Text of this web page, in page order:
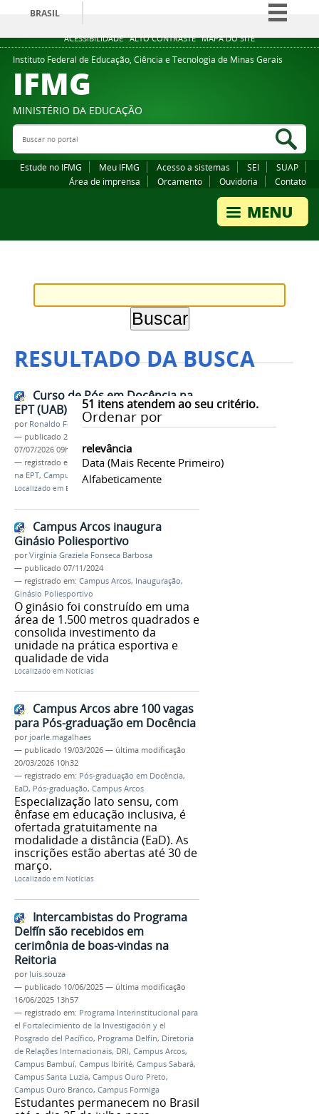
ACESSIBILIDADE ALTO CONTRASTE MAPA DO SITE
BRASIL
Simplifique!
Comunica BR
Legislação
Instituto Federal de Educação, Ciência e Tecnologia de Minas Gerais
IFMG
MINISTÉRIO DA EDUCAÇÃO
Buscar no portal
Estude no IFMG Meu IFMG Acesso a sistemas SEI
SUAP
Área de imprensa
Orcamento Ouvidoria Contato
RESULTADO DA BUSCA
51 itens atendem ao seu critério.
Ordenar por
relevância
Data (mais Recente Primeiro)
Alfabeticamente
Curso de Pós em Docência na
EPT (UAB) promove aula inaugural
por Ronaldo Fernandes Roque
— publicado 29/01/2024
07/07/2026 09h14
— registrado em:
EaD,Pós-graduação,Docência
na EPT, Campus Arcos, UAB
Localizado em Educação a distância
Campus Arcos inaugura
Ginásio Poliesportivo
porVirgínia Graziela Fonseca Barbosa
— publicado 07/11/2024
— registrado em: Campus Arcos, Inauguração,
Ginásio Poliesportivo
O ginásio foi construído em uma
área de 1.500 metros quadrados e
consolida investimento da
unidade na prática esportiva e
qualidade de vida
Localizado em Notícias
Campus Arcos abre 100 vagas
para Pós-graduação em Docência
por joarle.magalhaes
— publicado 19/03/2026 — última modificação
20/03/2026 10h32
— registrado em: Pós-graduação em Docência,
EaD, Pós-graduação, Campus Arcos
Especialização lato sensu, com
ênfase em educação inclusiva, é
ofertada gratuitamente na
modalidade a distância (EaD). As
inscrições estão abertas até 30 de
março.
Localizado em Notícias
Intercambistas do Programa
Delfín são recebidos em
cerimônia de boas-vindas na
Reitoria
por luis.souza
— publicado 10/06/2025 — última modificação
16/06/2025 13h57
— registrado em: Programa Interinstitucional para
el Fortalecimiento de la Investigación y el
Posgrado del Pacífico, Programa Delfín, Diretoria
de Relações Internacionais, DRI, Campus Arcos,
Campus Bambuí, Campus Ibirité, Campus Sabará,
Campus Santa Luzia, Campus Ouro Preto,
Campus Ouro Branco, Campus Formiga
Estudantes permanecem no Brasil